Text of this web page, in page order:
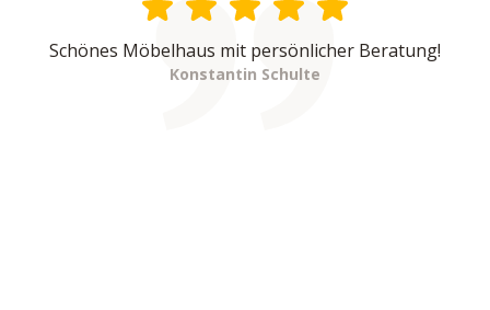
Schönes Möbelhaus mit persönlicher Beratung!
Konstantin Schulte